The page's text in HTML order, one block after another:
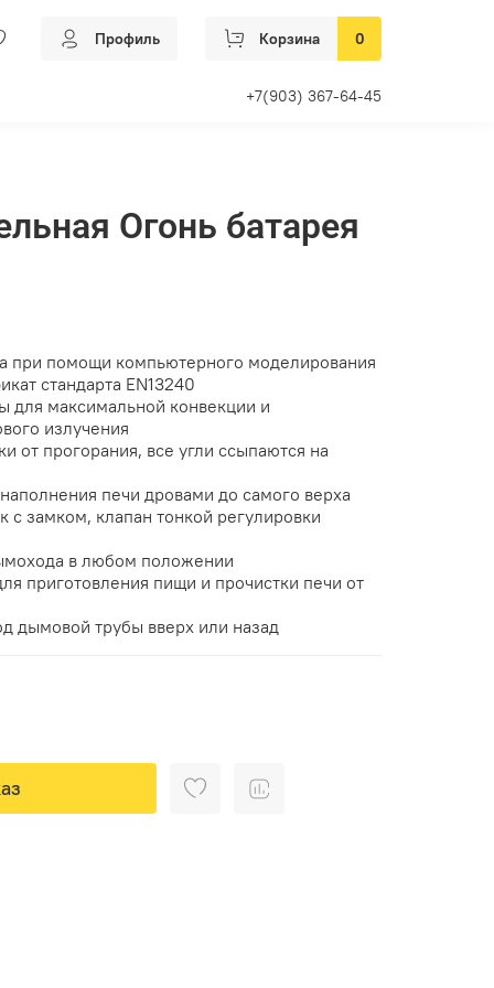
Профиль Корзина 0
+7(903) 367-64-45
Огонь батарея
при помощи компьютерного моделирования
стандарта EN13240
для максимальной конвекции и
излучения
от прогорания, все угли ссыпаются на
печи дровами до самого верха
с замком, клапан тонкой регулировки
в любом положении
приготовления пищи и прочистки печи от
дымовой трубы вверх или назад